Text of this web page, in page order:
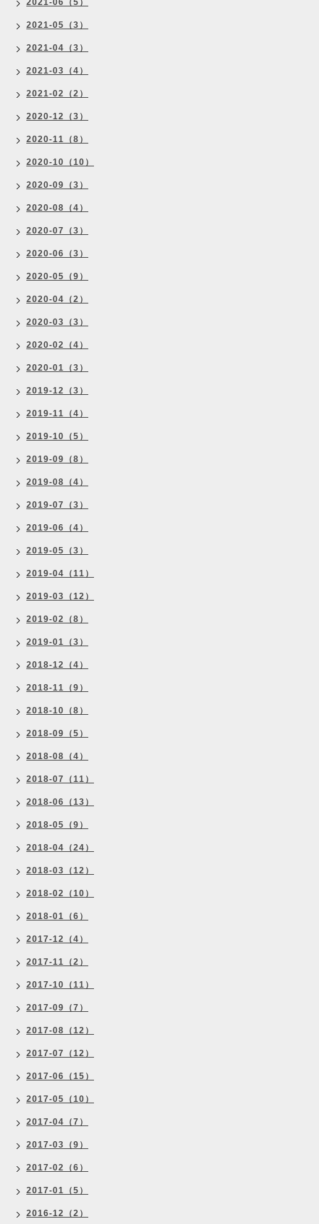
2021-06（5）
2021-05（3）
2021-04（3）
2021-03（4）
2021-02（2）
2020-12（3）
2020-11（8）
2020-10（10）
2020-09（3）
2020-08（4）
2020-07（3）
2020-06（3）
2020-05（9）
2020-04（2）
2020-03（3）
2020-02（4）
2020-01（3）
2019-12（3）
2019-11（4）
2019-10（5）
2019-09（8）
2019-08（4）
2019-07（3）
2019-06（4）
2019-05（3）
2019-04（11）
2019-03（12）
2019-02（8）
2019-01（3）
2018-12（4）
2018-11（9）
2018-10（8）
2018-09（5）
2018-08（4）
2018-07（11）
2018-06（13）
2018-05（9）
2018-04（24）
2018-03（12）
2018-02（10）
2018-01（6）
2017-12（4）
2017-11（2）
2017-10（11）
2017-09（7）
2017-08（12）
2017-07（12）
2017-06（15）
2017-05（10）
2017-04（7）
2017-03（9）
2017-02（6）
2017-01（5）
2016-12（2）